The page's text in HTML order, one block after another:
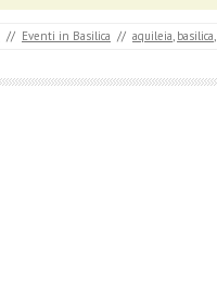
// Eventi in Basilica // aquileia, basilica,